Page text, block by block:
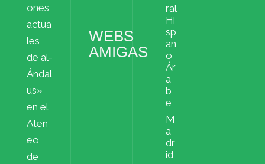
ones
actua
les
de al-
Ándal
us»
en el
Aten
eo
de
WEBS
AMIGAS
ral
Hi
sp
an
o
Ár
a
b
e
M
a
dr
id